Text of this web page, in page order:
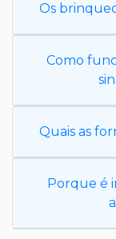
Os
Como
Quais as
Porque é